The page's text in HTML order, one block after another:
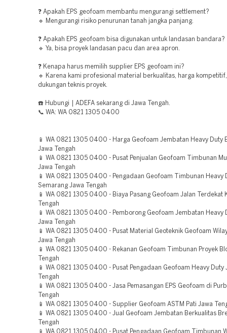
❓ Apakah EPS geofoam membantu mengurangi settlement?
🔹 Mengurangi risiko penurunan tanah jangka panjang.
❓ Apakah EPS geofoam bisa digunakan untuk landasan bandara?
🔹 Ya, bisa proyek landasan pacu dan area apron.
❓ Kenapa harus memilih supplier EPS geofoam ini?
🔹 Karena kami profesional material berkualitas, harga
dukungan teknis proyek.
☎️ Hubungi | ADEFA sekarang di Jawa Tengah.
📞 WA: WA 0821 1305 0400
📱 WA 0821 1305 0400 - Harga Geofoam Jembatan Heavy Duty
Jawa Tengah
📱 WA 0821 1305 0400 - Pusat Penjualan Geofoam Timbunan
Jawa Tengah
📱 WA 0821 1305 0400 - Pengadaan Geofoam Timbunan Heavy
Semarang Jawa Tengah
📱 WA 0821 1305 0400 - Biaya Pasang Geofoam Jalan Terdekat
Tengah
📱 WA 0821 1305 0400 - Pemborong Geofoam Jembatan Heavy
Jawa Tengah
📱 WA 0821 1305 0400 - Pusat Material Geoteknik Geofoam
Jawa Tengah
📱 WA 0821 1305 0400 - Rekanan Geofoam Timbunan Proyek
Tengah
📱 WA 0821 1305 0400 - Pusat Pengadaan Geofoam Heavy Duty
Tengah
📱 WA 0821 1305 0400 - Jasa Pemasangan EPS Geofoam di
Tengah
📱 WA 0821 1305 0400 - Supplier Geofoam ASTM Pati Jawa
📱 WA 0821 1305 0400 - Jual Geofoam Jembatan Berkualitas
Tengah
📱 WA 0821 1305 0400 - Pusat Pengadaan Geofoam Timbunan